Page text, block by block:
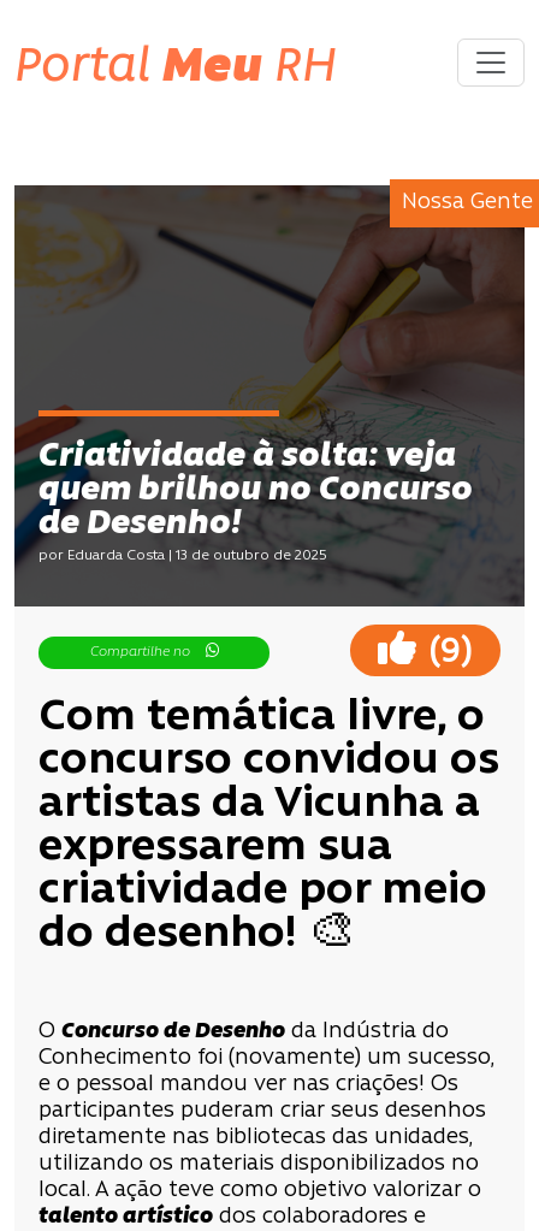
Portal Meu RH
Nossa Gente
Criatividade à solta: veja
quem brilhou no Concurso
de Desenho!
por Eduarda Costa | 13 de outubro de 2025
Compartilhe no (9)
Com temática livre, o
concurso convidou os
artistas da Vicunha a
expressarem sua
criatividade por meio
do desenho! 🎨
O Concurso de Desenho da Indústria do
Conhecimento foi (novamente) um sucesso,
e o pessoal mandou ver nas criações! Os
participantes puderam criar seus desenhos
diretamente nas bibliotecas das unidades,
utilizando os materiais disponibilizados no
local. A ação teve como objetivo valorizar o
talento artístico dos colaboradores e